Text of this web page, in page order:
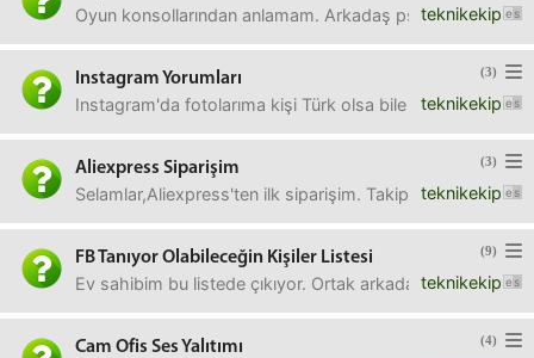
teknikekip
Oyun konsollarından anlamam. Arkadaş ps3 için lcd
(3)
Instagram Yorumları
teknikekip
Instagram'da fotolarıma kişi Türk olsa bile ingilizce
(3)
Aliexpress Siparişim
teknikekip
Selamlar,Aliexpress'ten ilk siparişim. Takip No BJ ile
(9)
FB Tanıyor Olabileceğin Kişiler Listesi
teknikekip
Ev sahibim bu listede çıkıyor. Ortak arkadaşımız yok.
(4)
Cam Ofis Ses Yalıtımı